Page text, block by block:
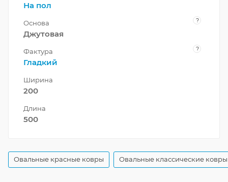
На пол
Основа ?
Джутовая
Фактура ?
Гладкий
Ширина
200
Длина
500
Овальные красные ковры Овальные классические ковры